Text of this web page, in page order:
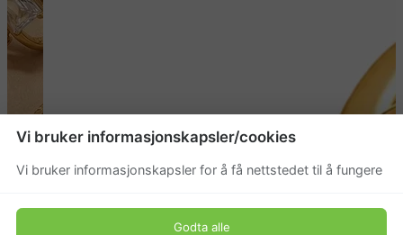
Vi bruker informasjonskapsler/cookies
Vi bruker informasjonskapsler for å få nettstedet til å fungere
Godta alle